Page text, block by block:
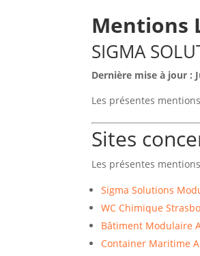
Mentions
SIGMA
Dernière mise à jour :
Les présentes
Sites
Les présentes
Sigma Solutions
WC Chimique
Bâtiment Modulaire
Container Maritime